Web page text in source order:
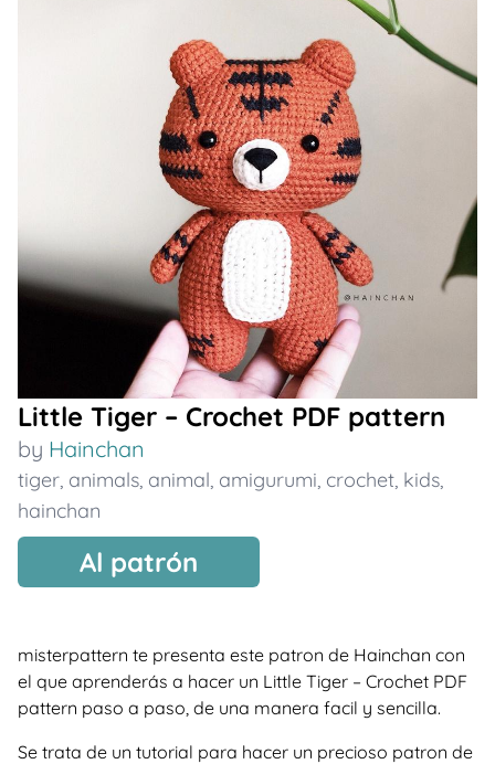
Little Tiger – Crochet PDF pattern
by Hainchan
tiger, animals, animal, amigurumi, crochet, kids,
hainchan
Al patrón
misterpattern te presenta este patron de Hainchan con
el que aprenderás a hacer un Little Tiger – Crochet PDF
pattern paso a paso, de una manera facil y sencilla.
Se trata de un tutorial para hacer un precioso patron de